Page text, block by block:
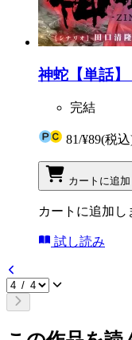
神蛇【単話】
完結
81/¥89(税
カートに追加
カートに追加し
試し読み